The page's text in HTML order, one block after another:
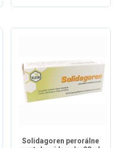
Solidagoren perorálne